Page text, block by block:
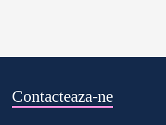
Contacteaza-ne